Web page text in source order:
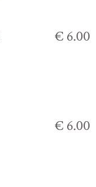
€ 6.00
€ 6.00